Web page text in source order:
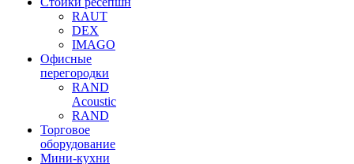
RAUT
DEX
IMAGO
Офисные
перегородки
RAND
Acoustic
RAND
Торговое
оборудование
Мини-кухни